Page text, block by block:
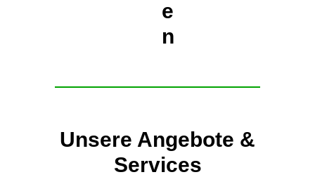
e
n
Unsere Angebote &
Services